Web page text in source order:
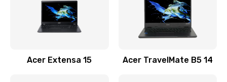
Замена видеочипа
Заказать
Acer Extensa 15 Acer TravelMate B5 14